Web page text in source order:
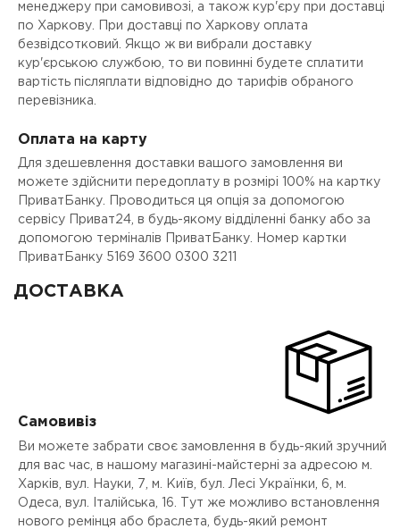
менеджеру при самовивозі, а також кур'єру при доставці
по Харкову. При доставці по Харкову оплата
безвідсотковий. Якщо ж ви вибрали доставку
кур'єрською службою, то ви повинні будете сплатити
вартість післяплати відповідно до тарифів обраного
перевізника.
Оплата на карту
Для здешевлення доставки вашого замовлення ви
можете здійснити передоплату в розмірі 100% на картку
ПриватБанку. Проводиться ця опція за допомогою
сервісу Приват24, в будь-якому відділенні банку або за
допомогою терміналів ПриватБанку. Номер картки
ПриватБанку 5169 3600 0300 3211
ДОСТАВКА
Самовивіз
Ви можете забрати своє замовлення в будь-який зручний
для вас час, в нашому магазині-майстерні за адресою м.
Харків, вул. Науки, 7, м. Київ, бул. Лесі Українки, 6, м.
Одеса, вул. Італійська, 16. Тут же можливо встановлення
нового ремінця або браслета, будь-який ремонт